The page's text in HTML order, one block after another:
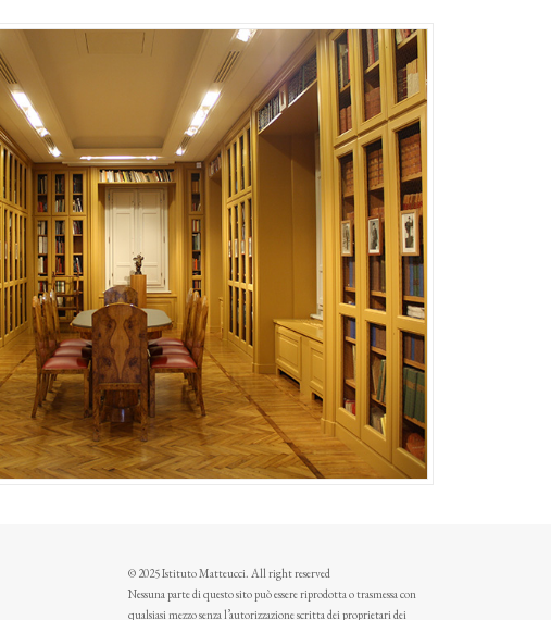
© 2025 Istituto Matteucci. All right reserved
Nessuna parte di questo sito può essere riprodotta o trasmessa con
qualsiasi mezzo senza l’autorizzazione scritta dei proprietari dei